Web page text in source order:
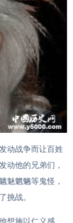
动战争而让百姓
动他的兄弟们，
魅魍魉等鬼怪，
战。